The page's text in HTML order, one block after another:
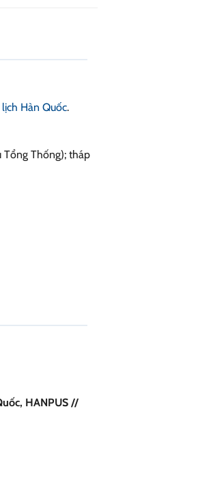
Hàn Quốc.
Tổng Thống); tháp
HANPUS //